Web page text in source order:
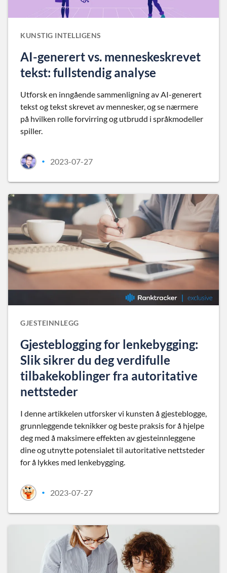
KUNSTIG INTELLIGENS
AI-generert vs. menneskeskrevet
tekst: fullstendig analyse
Utforsk en inngående sammenligning av AI-generert
tekst og tekst skrevet av mennesker, og se nærmere
på hvilken rolle forvirring og utbrudd i språkmodeller
spiller.
• 2023-07-27
GJESTEINNLEGG
Gjesteblogging for lenkebygging:
Slik sikrer du deg verdifulle
tilbakekoblinger fra autoritative
nettsteder
I denne artikkelen utforsker vi kunsten å gjesteblogge,
grunnleggende teknikker og beste praksis for å hjelpe
deg med å maksimere effekten av gjesteinnleggene
dine og utnytte potensialet til autoritative nettsteder
for å lykkes med lenkebygging.
• 2023-07-27